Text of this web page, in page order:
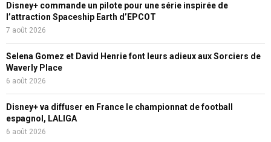
Disney+ commande un pilote pour une série inspirée de
l’attraction Spaceship Earth d’EPCOT
7 août 2026
Selena Gomez et David Henrie font leurs adieux aux Sorciers de
Waverly Place
6 août 2026
Disney+ va diffuser en France le championnat de football
espagnol, LALIGA
6 août 2026